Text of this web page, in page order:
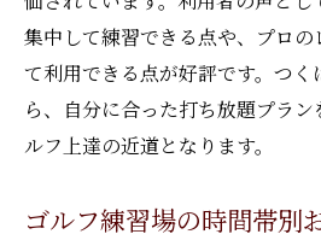
集中して練習できる点や、プロ
て利用できる点が好評です。つ
ら、自分に合った打ち放題プラ
ルフ上達の近道となります。
ゴルフ練習場の時間帯別